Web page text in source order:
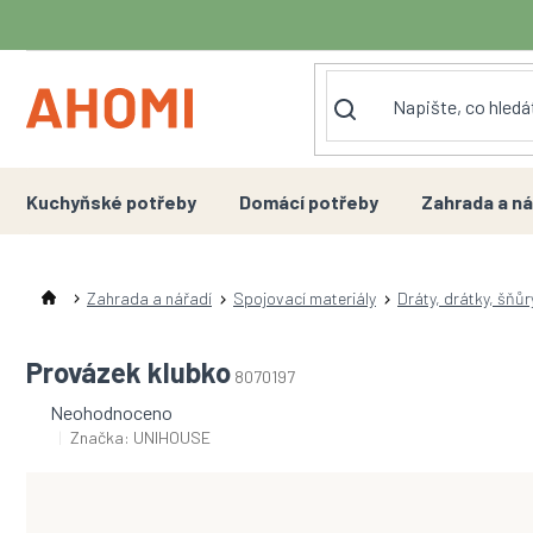
obsah
Kuchyňské potřeby Domácí potřeby Zahrada a
Zahrada a nářadí Spojovací materiály Dráty, drátky,
Provázek klubko 8070197
Průměrné
hodnocení
Neohodnoceno
Značka: UNIHOUSE